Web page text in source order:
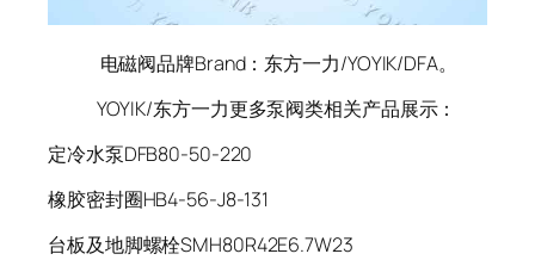
电磁阀品牌Brand：东方一力/YOYIK/DFA。
YOYIK/东方一力更多泵阀类相关产品展示：
定冷水泵DFB80-50-220
橡胶密封圈HB4-56-J8-131
台板及地脚螺栓SMH80R42E6.7W23